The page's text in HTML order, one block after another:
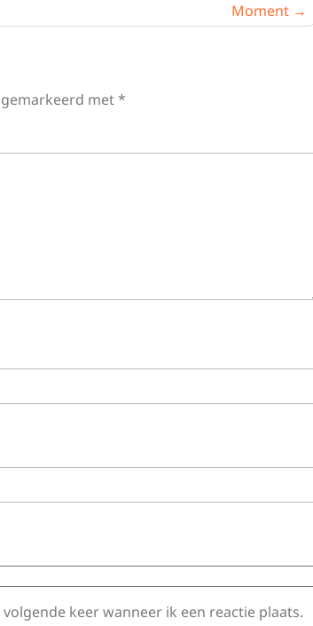
Moment
met*
keer wanneer ik een reactie plaats.